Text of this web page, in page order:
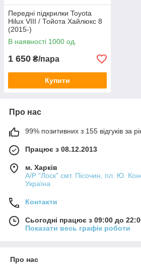
Передні підкрилки Toyota
Hilux VIII / Тойота Хайлюкс 8
(2015-)
В наявності 1000 од.
1 650 ₴/пара
Купити
Про нас
99% позитивних з 155 відгуків за
Працює з 08.12.2013
м. Харків
А/Р "Лоск" смт. Пісочин, пл. Ю.
Україна
Контакти
Сьогодні працює з 09:00 до
Показати весь графік роботи
Про нас